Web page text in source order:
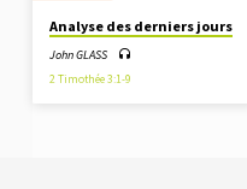
Analyse des derniers jours
John GLASS
2 Timothée 3:1-9